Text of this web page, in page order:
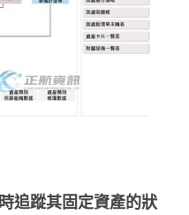
追蹤其固定資產的狀